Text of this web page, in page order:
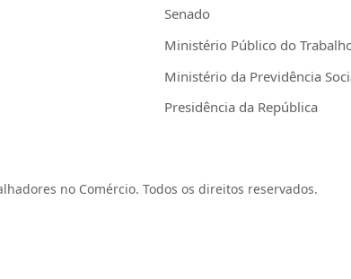
Senado
Ministério Público do
Ministério da Previdência
Presidência da República
no Comércio. Todos os direitos reservados.